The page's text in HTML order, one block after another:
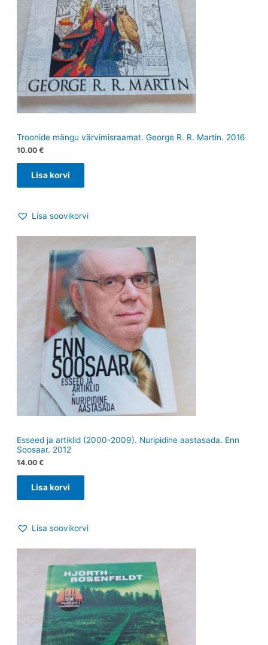
Troonide mängu värvimisraamat. George R. R. Martin. 2016
10.00 €
Lisa korvi
Lisa soovikorvi
Esseed ja artiklid (2000-2009). Nuripidine aastasada. Enn
Soosaar. 2012
14.00 €
Lisa korvi
Lisa soovikorvi